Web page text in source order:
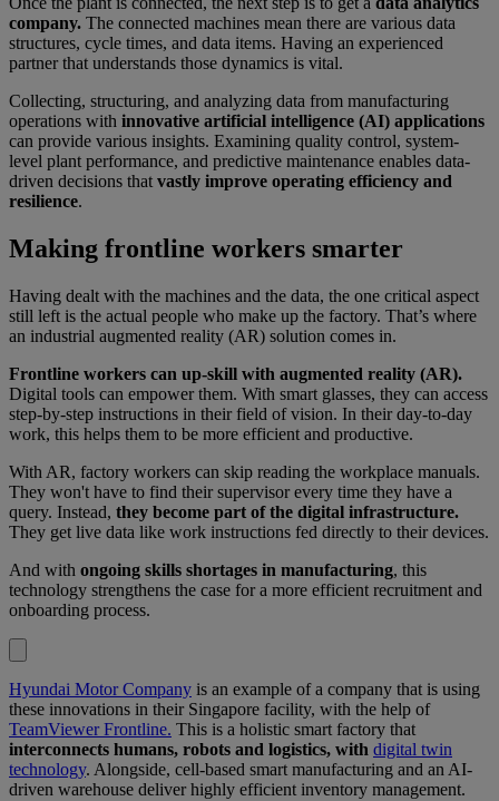
company. The connected machines mean there are various data
structures, cycle times, and data items. Having an experienced
partner that understands those dynamics is vital.
Collecting, structuring, and analyzing data from manufacturing
operations with innovative artificial intelligence (AI) applications
can provide various insights. Examining quality control, system-
level plant performance, and predictive maintenance enables data-
driven decisions thatvastly improve operating efficiency and
resilience.
Making frontline workers smarter
Having dealt with the machines and the data, the one critical aspect
still left is the actual people who make up the factory. That’s where
an industrial augmented reality (AR) solution comes in.
Frontline workers can up-skill with augmented reality (AR).
Digital tools can empower them. With smart glasses, they can access
step-by-step instructions in their field of vision. In their day-to-day
work, this helps them to be more efficient and productive.
With AR, factory workers can skip reading the workplace manuals.
They won't have to find their supervisor every time they have a
query. Instead, they become part of the digital infrastructure.
They get live data like work instructions fed directly to their devices.
And with ongoing skills shortages in manufacturing, this
technology strengthens the case for a more efficient recruitment and
onboarding process.
Hyundai Motor Company is an example of a company that is using
these innovations in their Singapore facility, with the help of
TeamViewer Frontline. This is a holistic smart factory that
interconnects humans, robots and logistics, with digital twin
technology. Alongside, cell-based smart manufacturing and an AI-
driven warehouse deliver highly efficient inventory management.